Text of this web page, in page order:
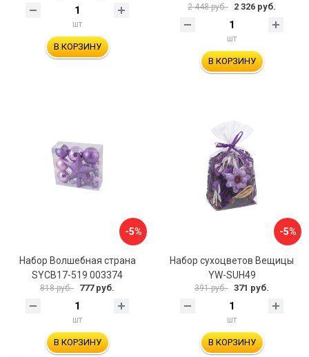
шт
В КОРЗИНУ
2 448 руб. 2 326 руб.
шт
В КОРЗИНУ
-5%
Набор Волшебная страна
SYCB17-519 003374
818 руб. 777 руб.
шт
В КОРЗИНУ
-5%
Набор сухоцветов Вещицы
YW-SUH49
391 руб. 371 руб.
шт
В КОРЗИНУ